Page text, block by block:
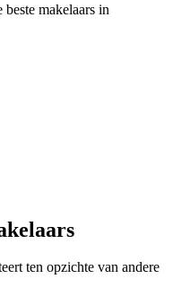
makelaars in
ten opzichte van andere